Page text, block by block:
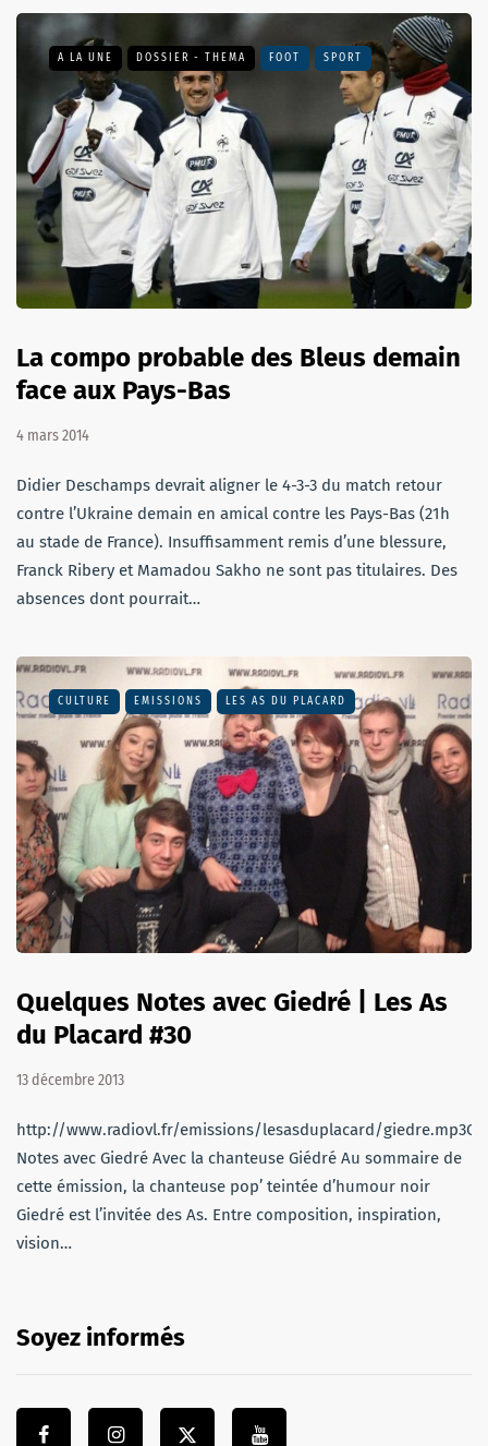
A LA UNE DOSSIER - THEMA FOOT SPORT
La compo probable des Bleus demain
face aux Pays-Bas
4 mars 2014
Didier Deschamps devrait aligner le 4-3-3 du match retour
contre l’Ukraine demain en amical contre les Pays-Bas (21h
au stade de France). Insuffisamment remis d’une blessure,
Franck Ribery et Mamadou Sakho ne sont pas titulaires. Des
absences dont pourrait…
CULTURE EMISSIONS LES AS DU PLACARD
Quelques Notes avec Giedré | Les As
du Placard #30
13 décembre 2013
http://www.radiovl.fr/emissions/lesasduplacard/
Notes avec Giedré Avec la chanteuse Giédré Au sommaire de
cette émission, la chanteuse pop’ teintée d’humour noir
Giedré est l’invitée des As. Entre composition, inspiration,
vision…
Soyez informés